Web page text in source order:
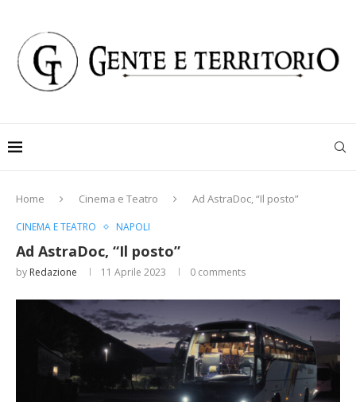
Home Cinema e Teatro Ad AstraDoc, “Il posto”
CINEMA E TEATRO NAPOLI
Ad AstraDoc, “Il posto”
by Redazione 11 Aprile 2023 0 comments